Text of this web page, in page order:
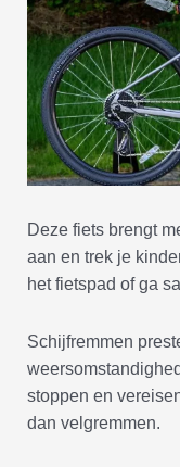
Deze fiets brengt
aan en trek je
het fietspad of ga
Schijfremmen
stoppen en
dan velgremmen.